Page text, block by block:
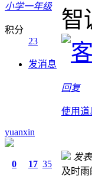
小学一年级
积分
23
发消息
智
回复
使用道
yuanxin
0 17 35
发
及时